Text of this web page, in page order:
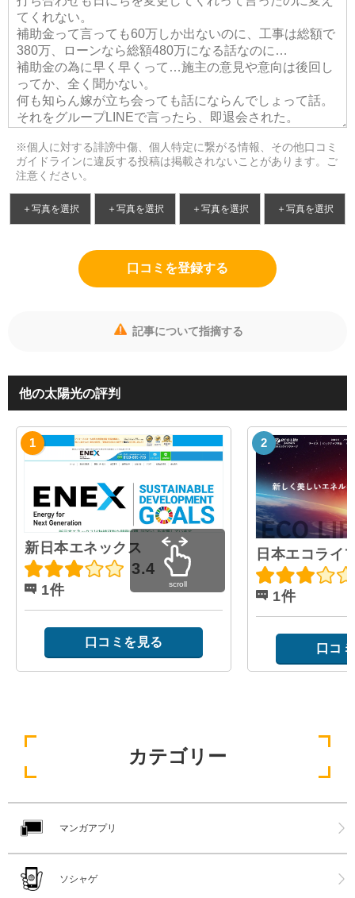
※個人に対する誹謗中傷、個人特定に繋がる情報、その他口コミ
ガイドラインに違反する投稿は掲載されないことがあります。ご
注意ください。
＋写真を選択 ＋写真を選択 ＋写真を選択 ＋写真を選択
口コミを登録する
記事について指摘する
他の太陽光の評判
新日本エネックス
3.4
1件
口コミを見る
日本エコライ
1件
口コ
scroll
カテゴリー
マンガアプリ
ソシャゲ